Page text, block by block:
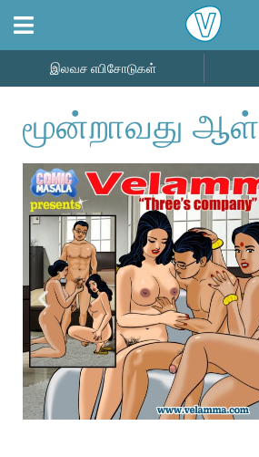
இலவச எபிசோடுகள்
மூன்றாவது ஆள்